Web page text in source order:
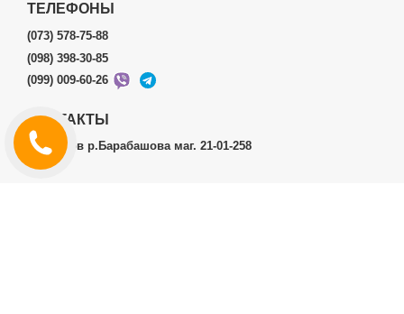
ТЕЛЕФОНЫ
(073) 578-75-88
(098) 398-30-85
(099) 009-60-26
КОНТАКТЫ
г.Харьков р.Барабашова маг. 21-01-258